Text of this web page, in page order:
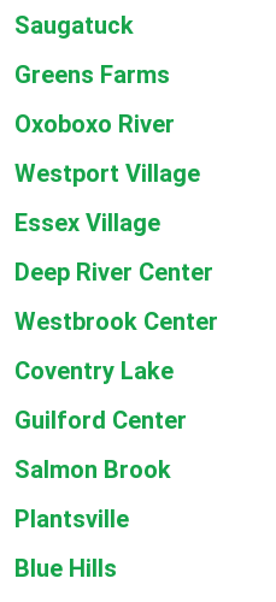
Saugatuck
Greens Farms
Oxoboxo River
Westport Village
Essex Village
Deep River Center
Westbrook Center
Coventry Lake
Guilford Center
Salmon Brook
Plantsville
Blue Hills